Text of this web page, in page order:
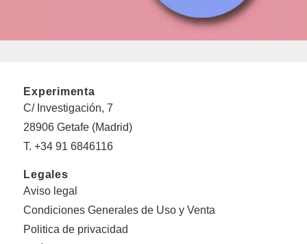
Experimenta
C/ Investigación, 7
28906 Getafe (Madrid)
T. +34 91 6846116
Legales
Aviso legal
Condiciones Generales de Uso y Venta
Politica de privacidad